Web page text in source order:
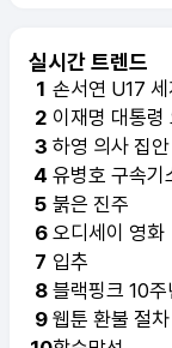
실시간 트렌드
1 손서연 U17
2 이재명 대통령
4 유병호 구속기
5 붉은 진주
6 오디세이 영화
7 입추
8 블랙핑크 10주
9 웹툰 환불 절차